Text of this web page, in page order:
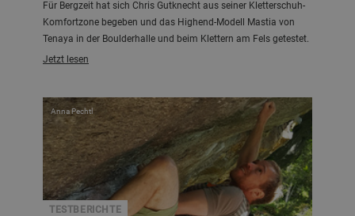
Für Bergzeit hat sich Chris Gutknecht aus seiner Kletterschuh-
Komfortzone begeben und das Highend-Modell Mastia von
Tenaya in der Boulderhalle und beim Klettern am Fels getestet.
Jetzt lesen
TESTBERICHTE
Anna Pechtl